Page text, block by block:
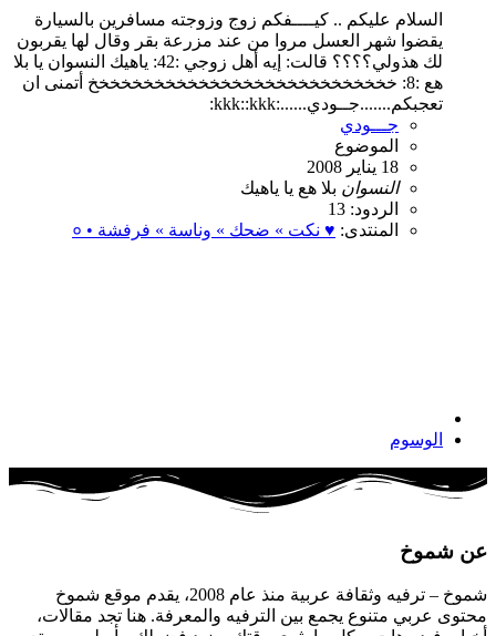
السلام عليكم .. كيــــفكم زوج وزوجته مسافرين بالسيارة
يقضوا شهر العسل مروا من عند مزرعة بقر وقال لها يقربون
لك هذولي؟؟؟؟ قالت: إيه أهل زوجي :42: ياهيك النسوان يا بلا
هع :8: خخخخخخخخخخخخخخخخخخخخخخخخخخخخ أتمنى ان
تعجبكم.......جــودي......:kkk::kkk:
جـــودي
الموضوع
18 يناير 2008
النسوان بلا هع يا ياهيك
الردود: 13
المنتدى: ♥ نكت » ضحك » وناسة » فرفشة • ०
الوسوم
عن شموخ
شموخ – ترفيه وثقافة عربية منذ عام 2008، يقدم موقع شموخ
محتوى عربي متنوع يجمع بين الترفيه والمعرفة. هنا تجد مقالات،